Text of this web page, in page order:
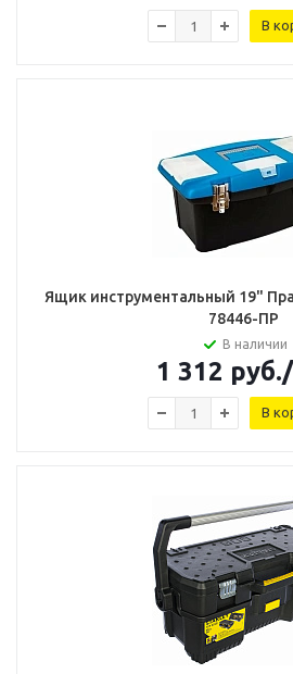
В
Ящик инструментальный 19"
78446-ПР
В наличии
1 312 руб.
В